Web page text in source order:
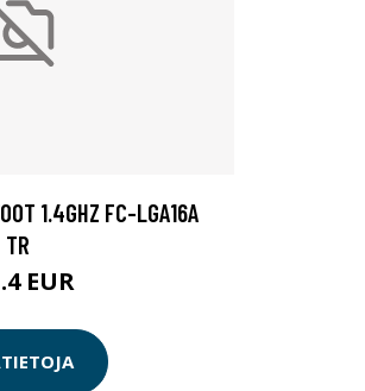
1.4GHZ FC-LGA16A
TR
EUR